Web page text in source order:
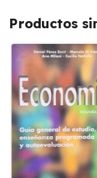
Productos